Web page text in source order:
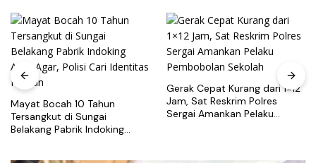
Mayat Bocah 10 Tahun
Tersangkut di Sungai
Belakang Pabrik Indoking
Gerak Cepat Kurang dari 1×12
Jam, Sat Reskrim Polres
Sergai Amankan Pelaku